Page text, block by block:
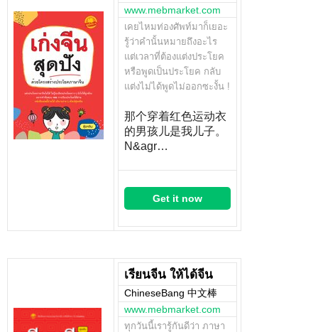
www.mebmarket.com
เคยไหมท่องศัพท์มาก็เยอะ
รู้ว่าคำนั้นหมายถึงอะไร
แต่เวลาที่ต้องแต่งประโยค
หรือพูดเป็นประโยค กลับ
แต่งไม่ได้พูดไม่ออกซะงั้น !
那个穿着红色运动衣
的男孩儿是我儿子。
N&agr…
Get it now
เรียนจีน ให้ได้จีน
ChineseBang 中文棒
www.mebmarket.com
ทุกวันนี้เรารู้กันดีว่า ภาษา